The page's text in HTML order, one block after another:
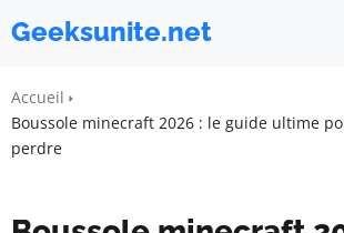
Geeksunite.net
Accueil
Boussole minecraft 2026 : le guide ultime
perdre